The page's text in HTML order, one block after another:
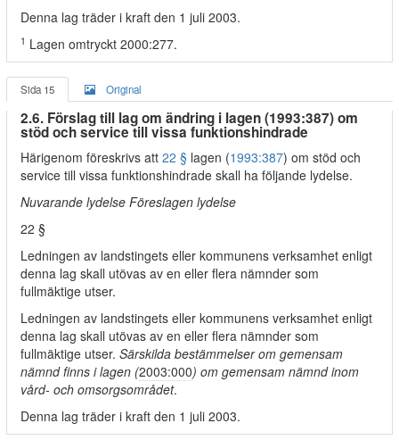
Denna lag träder i kraft den 1 juli 2003.
1 Lagen omtryckt 2000:277.
Sida 15 Original
2.6. Förslag till lag om ändring i lagen (1993:387) om
stöd och service till vissa funktionshindrade
Härigenom föreskrivs att 22 § lagen (1993:387) om stöd och
service till vissa funktionshindrade skall ha följande lydelse.
Nuvarande lydelse Föreslagen lydelse
22 §
Ledningen av landstingets eller kommunens verksamhet enligt
denna lag skall utövas av en eller flera nämnder som
fullmäktige utser.
Ledningen av landstingets eller kommunens verksamhet enligt
denna lag skall utövas av en eller flera nämnder som
fullmäktige utser. Särskilda bestämmelser om gemensam
nämnd finns i lagen (2003:000) om gemensam nämnd inom
vård- och omsorgsområdet.
Denna lag träder i kraft den 1 juli 2003.